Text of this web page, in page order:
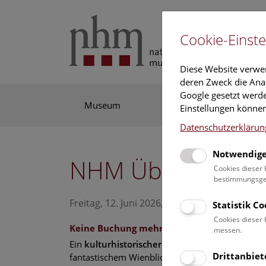
Museum Ausstellung
NHM Über den
Freitag, 12. Juni 2026, 15:00 Uhr – 16:00
Keine Buchung mehr möglich.
Ein kulturhistorischer Spaziergang
fantastischem Wienblick wird zum
Cookie-
Diese Website
deren Zweck die
Google gesetzt
Einstellungen
Cookies dieser
Statistik
Cookies dieser
messen.